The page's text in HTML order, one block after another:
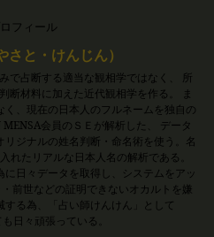
と・けんじん）
で占断する適当な観相学ではなく、 所
断材料に加えた近代観相学を作る。 ま
、現在の日本人のフルネームを独自の
会員のＳＥが解析した、 データ
ジナルの姓名判断・命名術を使う。名
れたリアルな日本人名の解析である。
日々データを取得し、システムをアッ
前世などの証明できないオカルトを嫌
る為、「占い師けんけん」として
日々頑張っている。